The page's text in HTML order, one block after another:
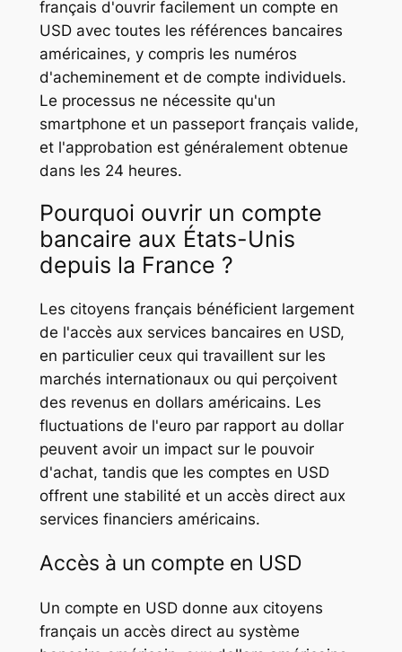
français d'ouvrir facilement un compte en
USD avec toutes les références bancaires
américaines, y compris les numéros
d'acheminement et de compte individuels.
Le processus ne nécessite qu'un
smartphone et un passeport français valide,
et l'approbation est généralement obtenue
dans les 24 heures.
Pourquoi ouvrir un compte
bancaire aux États-Unis
depuis la France ?
Les citoyens français bénéficient largement
de l'accès aux services bancaires en USD,
en particulier ceux qui travaillent sur les
marchés internationaux ou qui perçoivent
des revenus en dollars américains. Les
fluctuations de l'euro par rapport au dollar
peuvent avoir un impact sur le pouvoir
d'achat, tandis que les comptes en USD
offrent une stabilité et un accès direct aux
services financiers américains.
Accès à un compte en USD
Un compte en USD donne aux citoyens
français un accès direct au système